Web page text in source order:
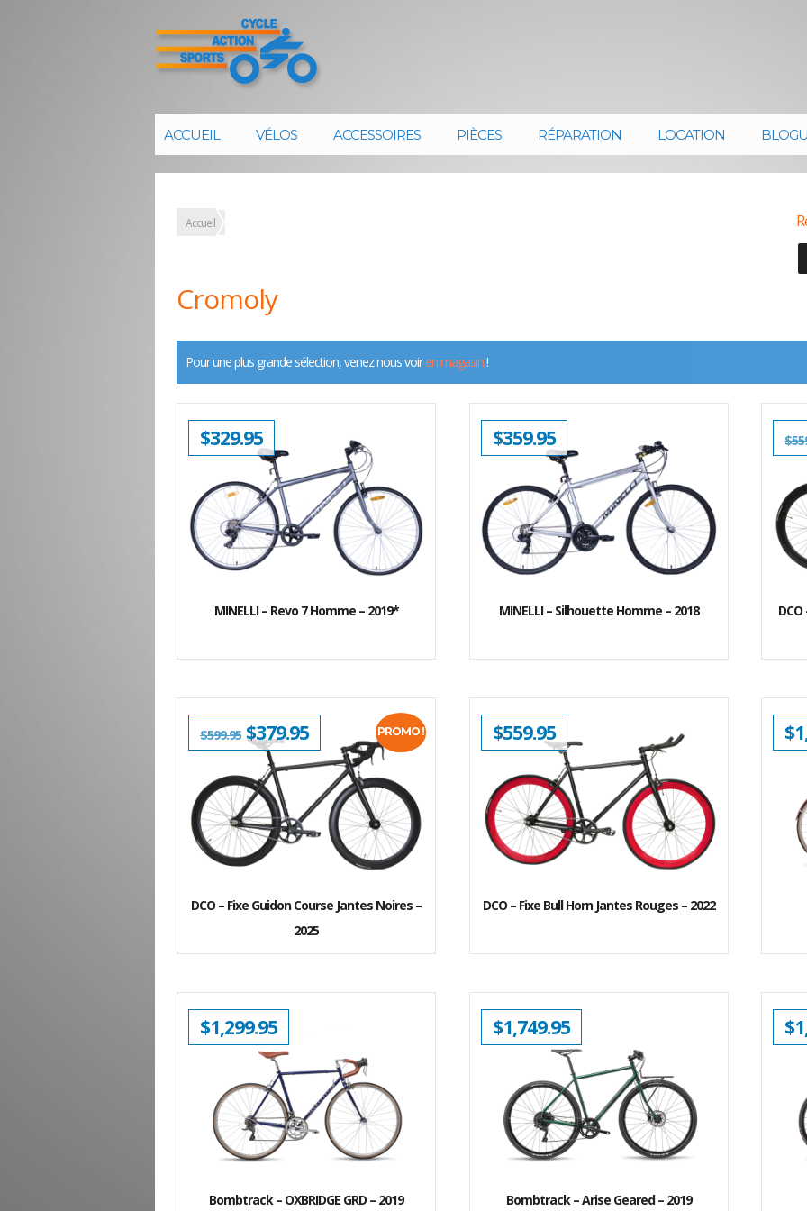
ACCUEIL VÉLOS ACCESSOIRES PIÈCES RÉPARATION LOCATION
Accueil
Cromoly
Pour une plus grande sélection, venez nous voiren magasin!
MINELLI – Revo 7 Homme – 2019*
$329.95
MINELLI – Silhouette Homme – 2018
$359.95 $
PROMO !
DCO – Fixe Guidon Course Jantes Noires –
2025
$599.95 LE
PRIX
INITIAL
ÉTAIT :
$599.95.
$379.95LE
PRIX
ACTUEL
EST :
$379.95.
DCO – Fixe Bull Horn Jantes Rouges – 2022
$559.95 $
Bombtrack – OXBRIDGE GRD – 2019
$1,299.95
Bombtrack – Arise Geared – 2019
$1,749.95 $